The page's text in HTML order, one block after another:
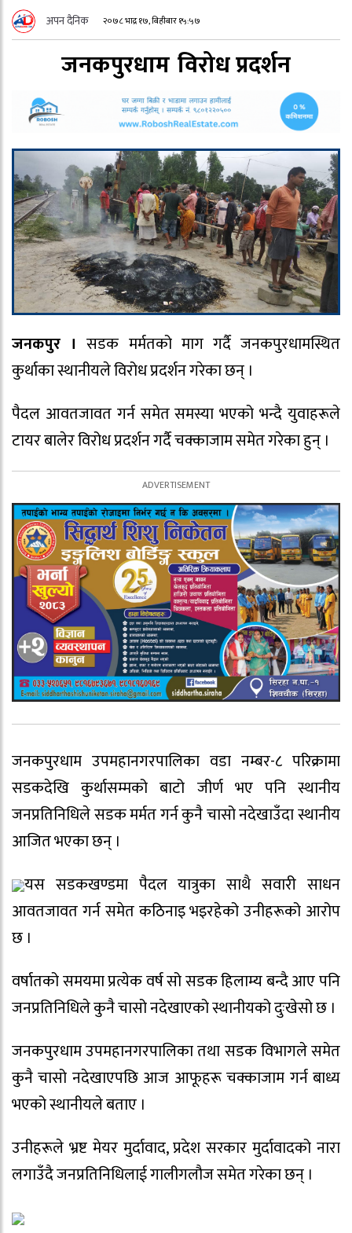
अपन दैनिक २०७८ भाद्र १७, बिहीबार १५:५७
जनकपुरधाम विरोध प्रदर्शन
जनकपुर । सडक मर्मतको माग गर्दै जनकपुरधामस्थित
कुर्थाका स्थानीयले विरोध प्रदर्शन गरेका छन् ।
पैदल आवतजावत गर्न समेत समस्या भएको भन्दै युवाहरूले
टायर बालेर विरोध प्रदर्शन गर्दै चक्काजाम समेत गरेका हुन् ।
जनकपुरधाम उपमहानगरपालिका वडा नम्बर-८ परिक्रामा
सडकदेखि कुर्थासम्मको बाटो जीर्ण भए पनि स्थानीय
जनप्रतिनिधिले सडक मर्मत गर्न कुनै चासो नदेखाउँदा स्थानीय
आजित भएका छन् ।
यस सडकखण्डमा पैदल यात्रुका साथै सवारी साधन
आवतजावत गर्न समेत कठिनाइ भइरहेको उनीहरूको आरोप
छ ।
वर्षातको समयमा प्रत्येक वर्ष सो सडक हिलाम्य बन्दै आए पनि
जनप्रतिनिधिले कुनै चासो नदेखाएको स्थानीयको दुःखेसो छ ।
जनकपुरधाम उपमहानगरपालिका तथा सडक विभागले समेत
कुनै चासो नदेखाएपछि आज आफूहरू चक्काजाम गर्न बाध्य
भएको स्थानीयले बताए ।
उनीहरूले भ्रष्ट मेयर मुर्दावाद, प्रदेश सरकार मुर्दावादको नारा
लगाउँदै जनप्रतिनिधिलाई गालीगलौज समेत गरेका छन् ।